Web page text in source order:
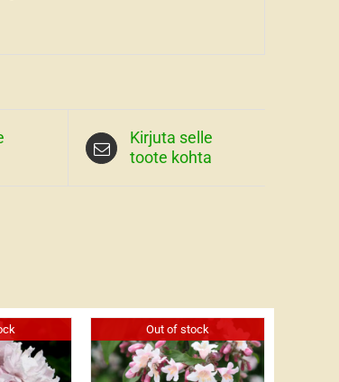
Kirjuta selle
toote kohta
Out of stock